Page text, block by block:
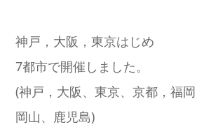
神戸，大阪，東京はじめ
7都市で開催しました。
(神戸，大阪、東京、京都，福岡
岡山、鹿児島)